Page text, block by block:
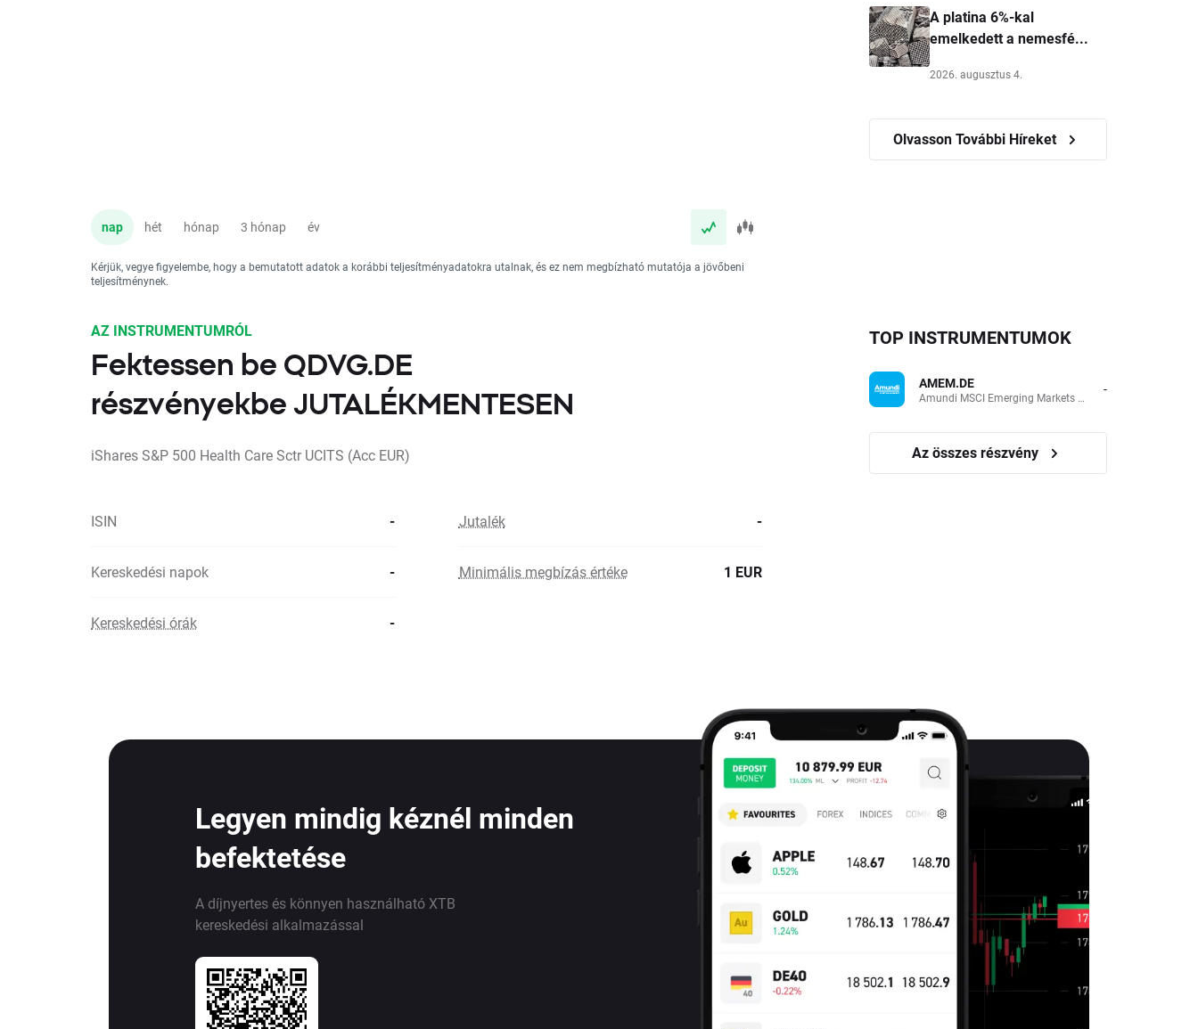
nap hét hónap 3 hónap év
Kérjük, vegye figyelembe, hogy a bemutatott adatok a korábbi teljesítményadatokra utalnak, és ez nem megbízható mutatója a jövőbeni
teljesítménynek.
A platina 6%-kal
emelkedett a nemesfé...
2026. augusztus 4.
Olvasson További Híreket
AZ INSTRUMENTUMRÓL
Fektessen be QDVG.DE
részvényekbe JUTALÉKMENTESEN
iShares S&P 500 Health Care Sctr UCITS (Acc EUR)
ISIN - Jutalék -
Kereskedési napok - Minimális megbízás értéke 1 EUR
Kereskedési órák -
TOP INSTRUMENTUMOK
AMEM.DE
Amundi MSCI Emerging Markets UCITS (Acc EUR) -
Az összes részvény
Legyen mindig kéznél minden
befektetése
A díjnyertes és könnyen használható XTB
kereskedési alkalmazással